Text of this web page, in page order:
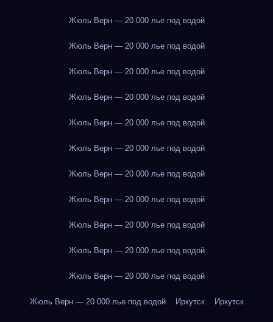
Жюль Верн — 20 000 лье под водой
Жюль Верн — 20 000 лье под водой
Жюль Верн — 20 000 лье под водой
Жюль Верн — 20 000 лье под водой
Жюль Верн — 20 000 лье под водой
Жюль Верн — 20 000 лье под водой
Жюль Верн — 20 000 лье под водой
Жюль Верн — 20 000 лье под водой
Жюль Верн — 20 000 лье под водой
Жюль Верн — 20 000 лье под водой
Жюль Верн — 20 000 лье под водой
Жюль Верн — 20 000 лье под водой Иркутск Иркутск